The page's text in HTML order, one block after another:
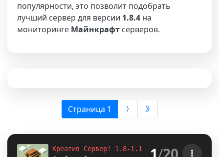
популярности, это позволит подобрать
лучший сервер для версии 1.8.4 на
мониторинге Майнкрафт серверов.
Страница 1 (выбрана)
Креатив Сервер! 1.8-1.12.2-1.16.5-
1.18.2